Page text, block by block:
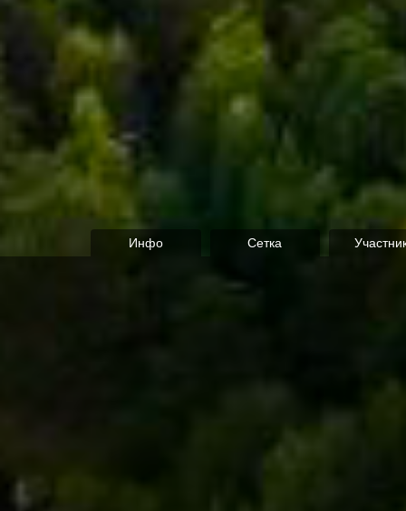
Инфо Сетка